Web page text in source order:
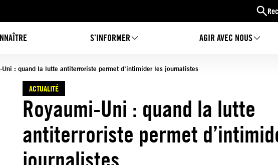
S’INFORMER AGIR AVEC NOUS
Uni : quand la lutte antiterroriste permet d’intimider les journalistes
ACTUALITÉ
Royaumi-Uni : quand la lutte
antiterroriste permet